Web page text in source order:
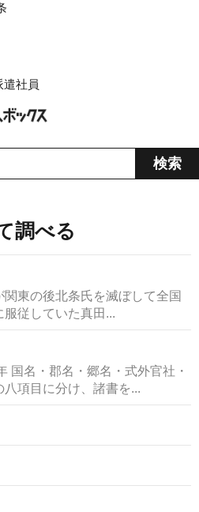
遣社員
調べる
東の後北条氏を滅ぼして全国
従していた真田...
国名・郡名・郷名・式外官社・
項目に分け、諸書を...